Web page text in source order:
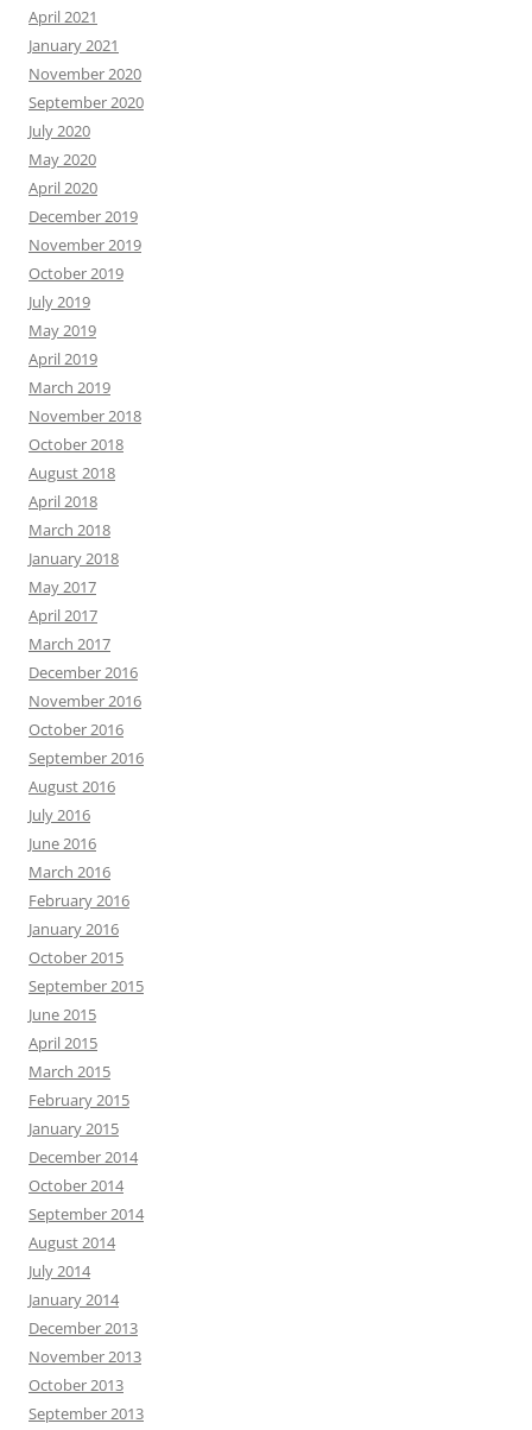
April 2021
January 2021
November 2020
September 2020
July 2020
May 2020
April 2020
December 2019
November 2019
October 2019
July 2019
May 2019
April 2019
March 2019
November 2018
October 2018
August 2018
April 2018
March 2018
January 2018
May 2017
April 2017
March 2017
December 2016
November 2016
October 2016
September 2016
August 2016
July 2016
June 2016
March 2016
February 2016
January 2016
October 2015
September 2015
June 2015
April 2015
March 2015
February 2015
January 2015
December 2014
October 2014
September 2014
August 2014
July 2014
January 2014
December 2013
November 2013
October 2013
September 2013